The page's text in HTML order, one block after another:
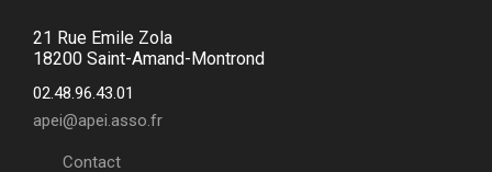
21 Rue Emile Zola
18200 Saint-Amand-Montrond
02.48.96.43.01
apei@apei.asso.fr
Contact